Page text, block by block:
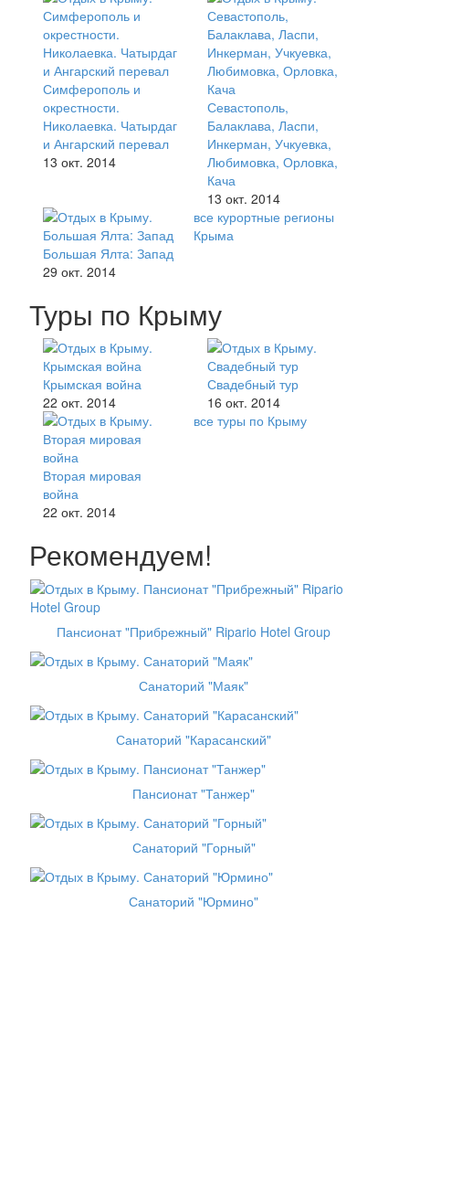
Симферополь и
окрестности.
Николаевка. Чатырдаг
и Ангарский перевал
13 окт. 2014
Севастополь,
Балаклава, Ласпи,
Инкерман, Учкуевка,
Любимовка, Орловка,
Кача
13 окт. 2014
Большая Ялта: Запад
29 окт. 2014
все курортные регионы
Крыма
Туры по Крыму
Крымская война
22 окт. 2014
Свадебный тур
16 окт. 2014
Вторая мировая
война
22 окт. 2014
все туры по Крыму
Рекомендуем!
Пансионат "Прибрежный" Ripario Hotel Group
Санаторий "Маяк"
Санаторий "Карасанский"
Пансионат "Танжер"
Санаторий "Горный"
Санаторий "Юрмино"